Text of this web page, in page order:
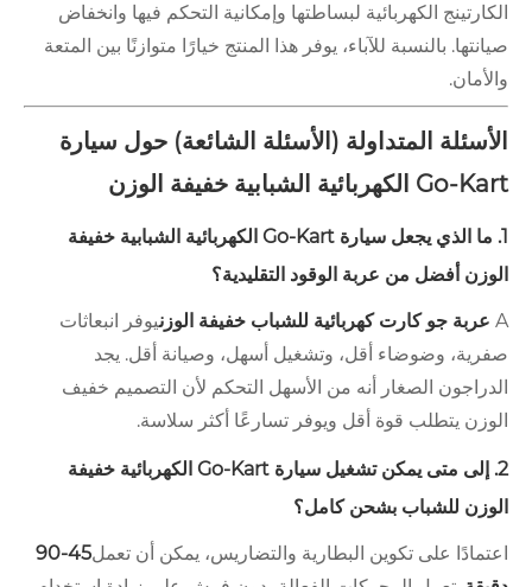
الكارتينج الكهربائية لبساطتها وإمكانية التحكم فيها وانخفاض
صيانتها. بالنسبة للآباء، يوفر هذا المنتج خيارًا متوازنًا بين المتعة
والأمان.
الأسئلة المتداولة (الأسئلة الشائعة) حول سيارة
Go-Kart الكهربائية الشبابية خفيفة الوزن
1. ما الذي يجعل سيارة Go-Kart الكهربائية الشبابية خفيفة
الوزن أفضل من عربة الوقود التقليدية؟
A عربة جو كارت كهربائية للشباب خفيفة الوزنيوفر انبعاثات
صفرية، وضوضاء أقل، وتشغيل أسهل، وصيانة أقل. يجد
الدراجون الصغار أنه من الأسهل التحكم لأن التصميم خفيف
الوزن يتطلب قوة أقل ويوفر تسارعًا أكثر سلاسة.
2. إلى متى يمكن تشغيل سيارة Go-Kart الكهربائية خفيفة
الوزن للشباب بشحن كامل؟
اعتمادًا على تكوين البطارية والتضاريس، يمكن أن تعمل
45-90